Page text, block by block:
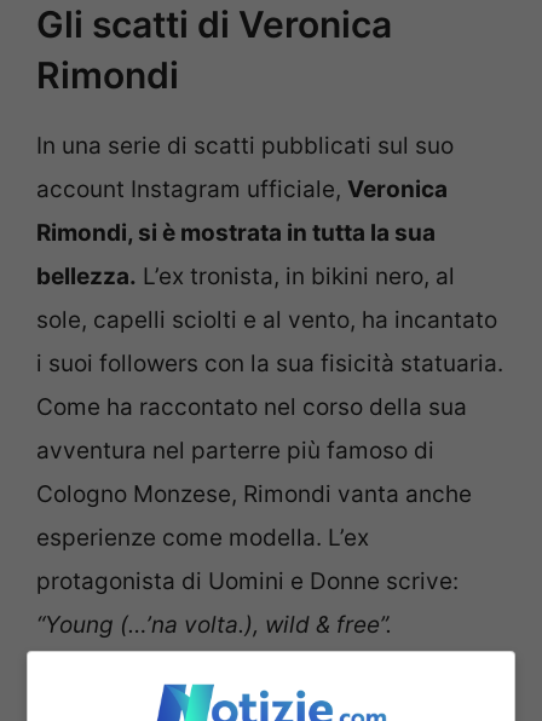
Gli scatti di Veronica
Rimondi
In una serie di scatti pubblicati sul suo
account Instagram ufficiale, Veronica
Rimondi, si è mostrata in tutta la sua
bellezza. L’ex tronista, in bikini nero, al
sole, capelli sciolti e al vento, ha incantato
i suoi followers con la sua fisicità statuaria.
Come ha raccontato nel corso della sua
avventura nel parterre più famoso di
Cologno Monzese, Rimondi vanta anche
esperienze come modella. L’ex
protagonista di Uomini e Donne scrive:
“Young (…’na volta.), wild & free”.
questi non manca quello del suo